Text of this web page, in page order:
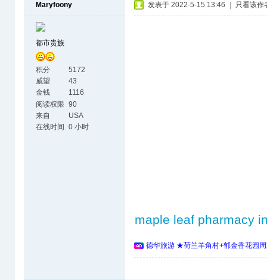
Maryfoony
都市贵族
积分
5172
威望
43
金钱
1116
阅读权限 90
来自
USA
在线时间
0 小时
发表于 2022-5-15 13:46 只看该作
maple leaf pharmacy
德华旅游 ★荷兰羊角村+郁金香花园